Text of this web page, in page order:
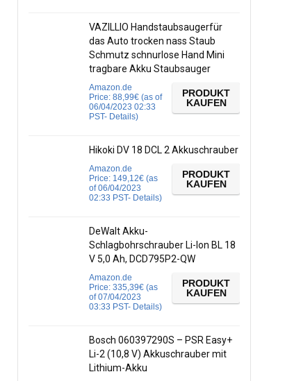
VAZILLIO Handstaubsaugerfür
das Auto trocken nass Staub
Schmutz schnurlose Hand Mini
tragbare Akku Staubsauger
Amazon.de
Price: 88,99€ (as of
06/04/2023 02:33
PST- Details)
PRODUKT
KAUFEN
Hikoki DV 18 DCL 2 Akkuschrauber
Amazon.de
Price: 149,12€ (as
of 06/04/2023
02:33 PST- Details)
PRODUKT
KAUFEN
DeWalt Akku-
Schlagbohrschrauber Li-Ion BL 18
V 5,0 Ah, DCD795P2-QW
Amazon.de
Price: 335,39€ (as
of 07/04/2023
03:33 PST- Details)
PRODUKT
KAUFEN
Bosch 060397290S – PSR Easy+
Li-2 (10,8 V) Akkuschrauber mit
Lithium-Akku